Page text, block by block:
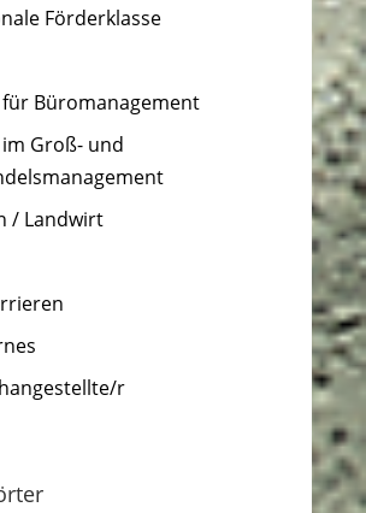
Förderklasse
Büromanagement
Groß- und
/ Landwirt
r